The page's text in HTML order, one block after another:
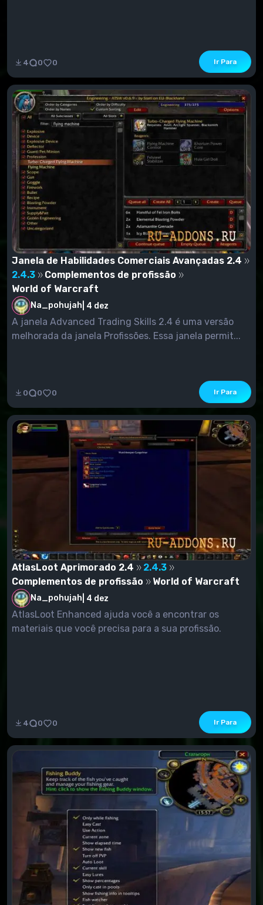
4 0 0 Ir Para
Janela de Habilidades Comerciais Avançadas 2.4
2.4.3
Complementos de profissão
World of Warcraft
Na_pohujah 4 dez
A janela Advanced Trading Skills 2.4 é uma versão
melhorada da janela Profissões. Essa janela permit...
0 0 0 Ir Para
AtlasLoot Aprimorado 2.4
2.4.3
Complementos de profissão
World of Warcraft
Na_pohujah 4 dez
AtlasLoot Enhanced ajuda você a encontrar os
materiais que você precisa para a sua profissão.
4 0 0 Ir Para